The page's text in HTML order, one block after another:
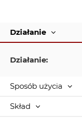
Działanie
Działanie:
Sposób użycia
Skład